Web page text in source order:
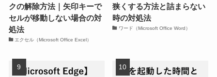
クの解除方法｜矢印キーで
セルが移動しない場合の対
処法
エクセル（Microsoft Office Excel）
狭くする方法と詰まらない
時の対処法
ワード（Microsoft Office Word）